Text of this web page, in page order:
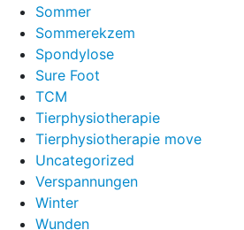
Sommer
Sommerekzem
Spondylose
Sure Foot
TCM
Tierphysiotherapie
Tierphysiotherapie move
Uncategorized
Verspannungen
Winter
Wunden